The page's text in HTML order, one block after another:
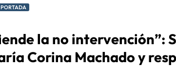
PORTADA
la no intervención”:
Corina Machado y